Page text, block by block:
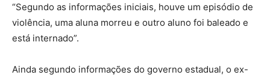
“Segundo as informações iniciais, houve um episódio de
violência, uma aluna morreu e outro aluno foi baleado e
está internado”.
Ainda segundo informações do governo estadual, o ex-